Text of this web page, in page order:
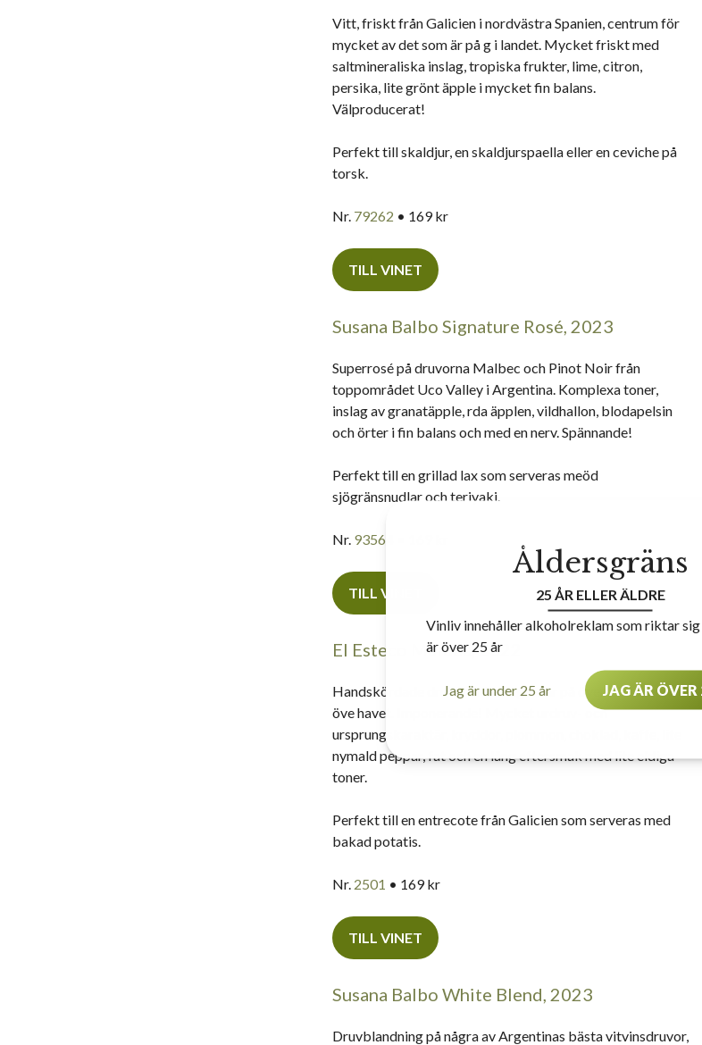
Vitt, friskt från Galicien i nordvästra Spanien, centrum för
mycket av det som är på g i landet. Mycket friskt med
saltmineraliska inslag, tropiska frukter, lime, citron,
persika, lite grönt äpple i mycket fin balans.
Välproducerat!
Perfekt till skaldjur, en skaldjurspaella eller en ceviche på
torsk.
Nr. 79262 • 169 kr
TILL VINET
Susana Balbo Signature Rosé, 2023
Superrosé på druvorna Malbec och Pinot Noir från
toppområdet Uco Valley i Argentina. Komplexa toner,
inslag av granatäpple, rda äpplen, vildhallon, blodapelsin
och örter i fin balans och med en nerv. Spännande!
Perfekt till en grillad lax som serveras meöd
sjögränsnudlar och teriyaki.
Nr. 93564
TILL VINET
El Esteco Malbec, 2022
Handskördade druvor från vingårdar på över 1800 meter
öve havet. Imponerande! Mycket urdruv- och
ursprungskaraktär, kryddor, plommon, choklad, kaffe, lite
nymald peppar, fat och en lång eftersmak med lite eldiga
toner.
Perfekt till en entrecote från Galicien som serveras med
bakad potatis.
Nr. 2501 • 169 kr
TILL VINET
Susana Balbo White Blend, 2023
Druvblandning på några av Argentinas bästa vitvinsdruvor,
Åldersgräns
25 ÅR ELLER ÄLDRE
Vinliv innehåller alkoholreklam som riktar
är över 25 år
Jag är under 25 år JAG ÄR ÖVER